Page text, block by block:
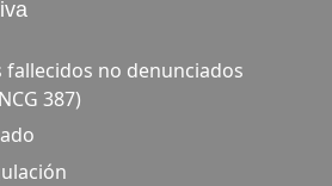
no denunciados
387)